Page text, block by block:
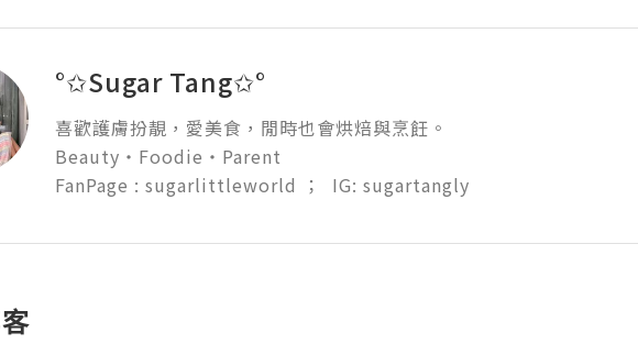
°✩Sugar Tang✩°
喜歡護膚扮靚，愛美食，閒時也會烘焙與烹飪。
Beauty‧Foodie‧Parent
FanPage : sugarlittleworld ；  IG: sugartangly